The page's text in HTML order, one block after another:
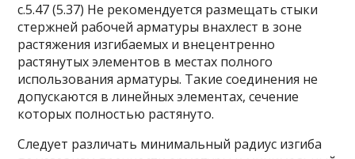
с.5.47 (5.37) Не рекомендуется размещать стыки
стержней рабочей арматуры внахлест в зоне
растяжения изгибаемых и внецентренно
растянутых элементов в местах полного
использования арматуры. Такие соединения не
допускаются в линейных элементах, сечение
которых полностью растянуто.
Следует различать минимальный радиус изгиба